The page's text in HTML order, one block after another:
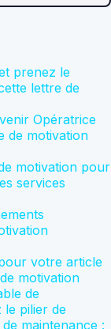
prenez le
lettre de
Opératrice
de motivation
motivation pour
services
votre article
motivation
de
le pilier de
maintenance :